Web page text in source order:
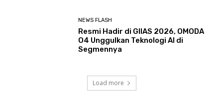
NEWS FLASH
Resmi Hadir di GIIAS 2026, OMODA
O4 Unggulkan Teknologi AI di
Segmennya
Load more